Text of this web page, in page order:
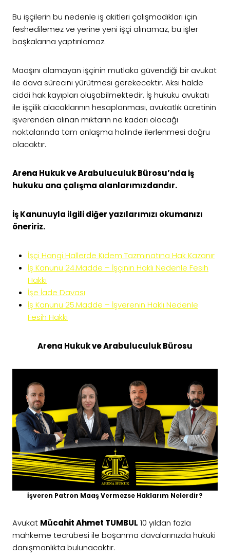
Bu işçilerin bu nedenle iş akitleri çalışmadıkları için
feshedilemez ve yerine yeni işçi alınamaz, bu işler
başkalarına yaptırılamaz.
Maaşını alamayan işçinin mutlaka güvendiği bir avukat
ile dava sürecini yürütmesi gerekecektir. Aksi halde
ciddi hak kayıpları oluşabilmektedir. İş hukuku avukatı
ile işçilik alacaklarının hesaplanması, avukatlık ücretinin
işverenden alınan miktarın ne kadarı olacağı
noktalarında tam anlaşma halinde ilerlenmesi doğru
olacaktır.
Arena Hukuk ve Arabuluculuk Bürosu’nda iş
hukuku ana çalışma alanlarımızdandır.
İş Kanunuyla ilgili diğer yazılarımızı okumanızı
öneririz.
İşçi Hangi Hallerde Kıdem Tazminatına Hak Kazanır
İş Kanunu 24.Madde – İşçinin Haklı Nedenle Fesih
Hakkı
İşe İade Davası
İş Kanunu 25.Madde – İşverenin Haklı Nedenle
Fesih Hakkı
Arena Hukuk ve Arabuluculuk Bürosu
İşveren Patron Maaş Vermezse Haklarım Nelerdir?
Avukat Mücahit Ahmet TUMBUL 10 yıldan fazla
mahkeme tecrübesi ile boşanma davalarınızda hukuki
danışmanlıkta bulunacaktır.